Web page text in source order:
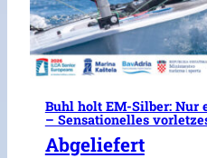
Buhl holt EM-Silber:
– Sensationelles
Abgeliefert